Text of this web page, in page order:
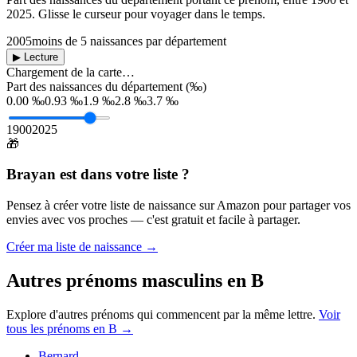
2025. Glisse le curseur pour voyager dans le temps.
2005moins de 5 naissances par département
▶ Lecture
Chargement de la carte…
Part des naissances du département (‰)
0.00 ‰0.93 ‰1.9 ‰2.8 ‰3.7 ‰
19002025
🎁
Brayan est dans votre liste ?
Pensez à créer votre liste de naissance sur Amazon pour partager vos
envies avec vos proches — c'est gratuit et facile à partager.
Créer ma liste de naissance →
Autres prénoms masculins en B
Explore d'autres prénoms qui commencent par la même lettre. Voir
tous les prénoms en B →